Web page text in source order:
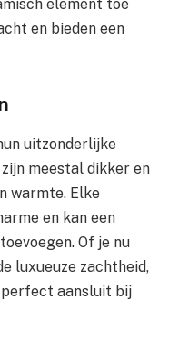
element toe
en bieden een
uitzonderlijke
meestal dikker en
warmte. Elke
en kan een
Of je nu
luxueuze zachtheid,
perfect aansluit bij